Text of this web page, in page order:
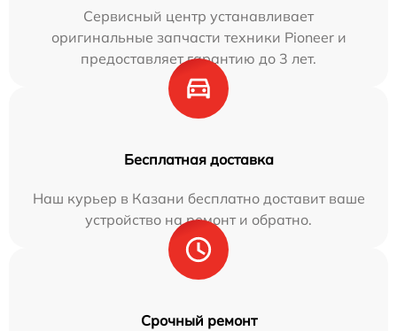
Сервисный центр устанавливает
оригинальные запчасти техники Pioneer и
предоставляет гарантию до 3 лет.
Бесплатная доставка
Наш курьер в Казани бесплатно доставит ваше
устройство на ремонт и обратно.
Срочный ремонт